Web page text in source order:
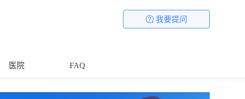
我要提问
医院 FAQ